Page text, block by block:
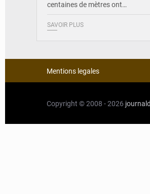
centaines de mètres ont…
SAVOIR PLUS
Mentions legales
Copyright © 2008 - 2026